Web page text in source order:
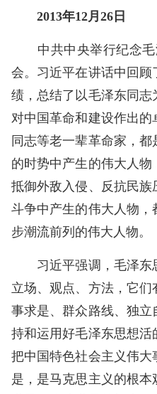
2013年12月26日
中共中央举行纪念毛
会。习近平在讲话中回
绩，总结了以毛泽东同志
对中国革命和建设作出
同志等老一辈革命家，
的时势中产生的伟大人
抵御外敌入侵、反抗民
斗争中产生的伟大人物
步潮流前列的伟大人物。
习近平强调，毛泽东
立场、观点、方法，它
事求是、群众路线、独
持和运用好毛泽东思想活
把中国特色社会主义伟
是，是马克思主义的根